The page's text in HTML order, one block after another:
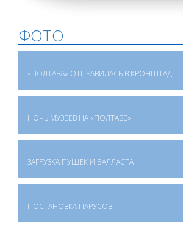
ФОТО
«ПОЛТАВА» ОТПРАВИЛАСЬ В КРОНШТАДТ
НОЧЬ МУЗЕЕВ НА «ПОЛТАВЕ»
ЗАГРУЗКА ПУШЕК И БАЛЛАСТА
ПОСТАНОВКА ПАРУСОВ